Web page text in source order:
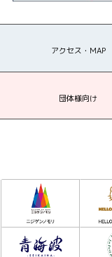
アクセス・MAP
団体様向け